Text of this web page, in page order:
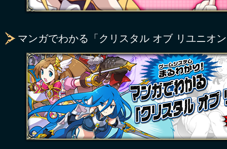
マンガでわかる「クリスタル オブ リユニオ